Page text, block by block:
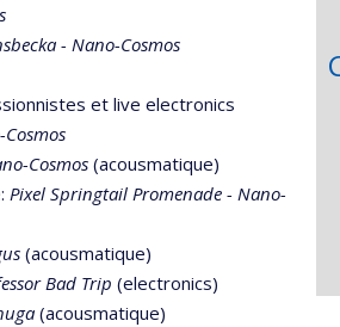
- Nano-Cosmos
et live electronics
Cosmos (acousmatique)
Pixel Springtail Promenade - Nano-
(acousmatique)
Bad Trip (electronics)
(acousmatique)